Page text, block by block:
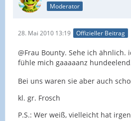
Moderator
28. Mai 2010 13:19 Offizieller Beitrag
@Frau Bounty. Sehe ich ähnlich.
fühle mich gaaaaanz
Bei uns waren sie aber auch
kl. gr. Frosch
P.S.: Wer weiß, vielleicht hat